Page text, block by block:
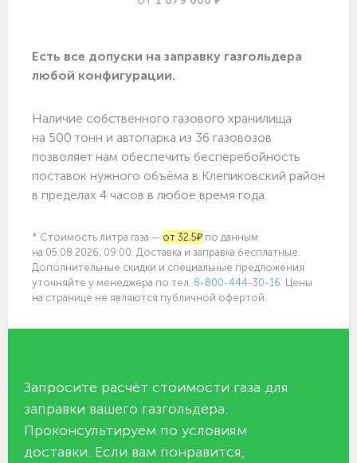
Есть все допуски нa заправку газгольдера
любой конфигурации.
Наличие собственного газового хранилища
на 500 тонн и автопарка из 36 газовозов
позволяет нам обеспечить бесперебойность
поставок нужного объёма в Клепиковский район
в пределах 4 часов в любое время года.
* Стоимость литра газа — от 32.5₽ по данным
на 05.08.2026, 09:00. Доставка и заправка бесплатные.
Дополнительные скидки и специальные предложения
уточняйте у менеджера по тел. 8-800-444-30-16 . Цены
на странице не являются публичной офертой.
Запросите расчёт стоимости газа для
заправки вашего газгольдера.
Проконсультируем по условиям
доставки. Если вам понравится,